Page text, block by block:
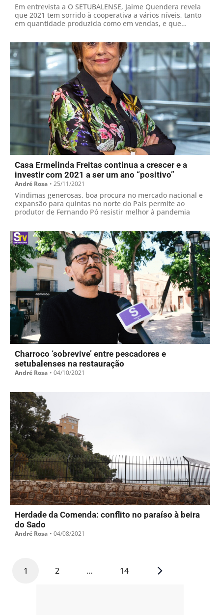
Em entrevista a O SETUBALENSE, Jaime Quendera revela
que 2021 tem sorrido à cooperativa a vários níveis, tanto
em quantidade produzida como em vendas, e que
Casa Ermelinda Freitas continua a crescer e a
investir com 2021 a ser um ano “positivo”
André Rosa • 25/11/2021
Vindimas generosas, boa procura no mercado nacional e
expansão para quintas no norte do País permite ao
produtor de Fernando Pó resistir melhor à pandemia
Charroco ‘sobrevive’ entre pescadores e
setubalenses na restauração
André Rosa • 04/10/2021
Herdade da Comenda: conflito no paraíso à beira
do Sado
André Rosa • 04/08/2021
1 2 … 14